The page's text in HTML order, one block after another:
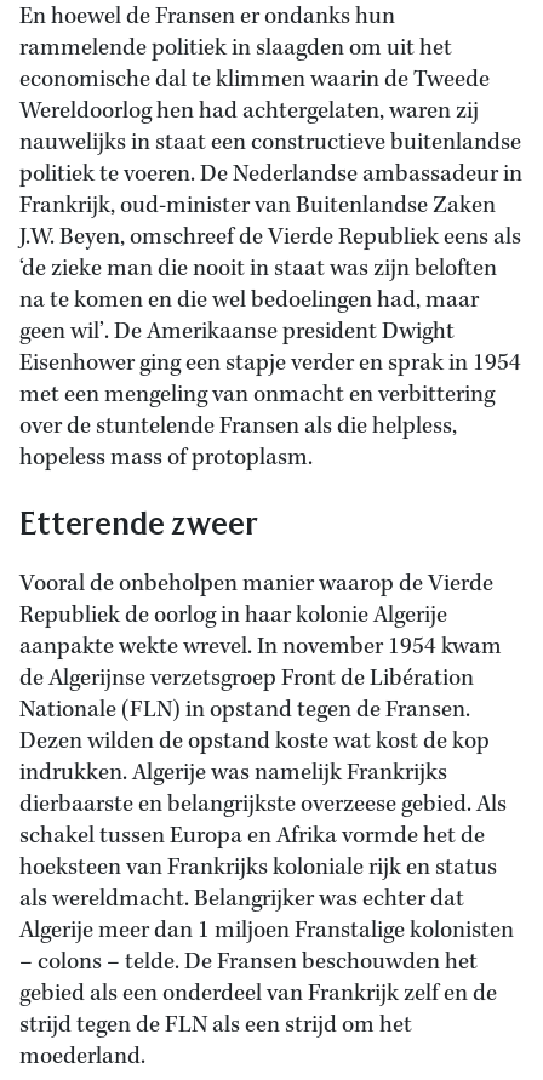
En hoewel de Fransen er ondanks hun
rammelende politiek in slaagden om uit het
economische dal te klimmen waarin de Tweede
Wereldoorlog hen had achtergelaten, waren zij
nauwelijks in staat een constructieve buitenlandse
politiek te voeren. De Nederlandse ambassadeur in
Frankrijk, oud-minister van Buitenlandse Zaken
J.W. Beyen, omschreef de Vierde Republiek eens als
‘de zieke man die nooit in staat was zijn beloften
na te komen en die wel bedoelingen had, maar
geen wil’. De Amerikaanse president Dwight
Eisenhower ging een stapje verder en sprak in 1954
met een mengeling van onmacht en verbittering
over de stuntelende Fransen als die helpless,
hopeless mass of protoplasm.
Etterende zweer
Vooral de onbeholpen manier waarop de Vierde
Republiek de oorlog in haar kolonie Algerije
aanpakte wekte wrevel. In november 1954 kwam
de Algerijnse verzetsgroep Front de Libération
Nationale (FLN) in opstand tegen de Fransen.
Dezen wilden de opstand koste wat kost de kop
indrukken. Algerije was namelijk Frankrijks
dierbaarste en belangrijkste overzeese gebied. Als
schakel tussen Europa en Afrika vormde het de
hoeksteen van Frankrijks koloniale rijk en status
als wereldmacht. Belangrijker was echter dat
Algerije meer dan 1 miljoen Franstalige kolonisten
– colons – telde. De Fransen beschouwden het
gebied als een onderdeel van Frankrijk zelf en de
strijd tegen de FLN als een strijd om het
moederland.